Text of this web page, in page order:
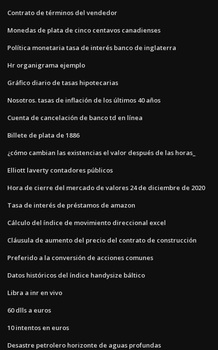
Contrato de términos del vendedor
Monedas de plata de cinco centavos canadienses
Política monetaria tasa de interés banco de inglaterra
Hr organigrama ejemplo
Gráfico diario de tasas hipotecarias
Nosotros. tasas de inflación de los últimos 40 años
Cuenta de cancelación de banco td en línea
Billete de plata de 1886
¿cómo cambian las existencias el valor después de las horas_
Elliott laverty contadores públicos
Hora de cierre del mercado de valores 24 de diciembre de 2020
Tasa de interés de préstamos de amazon
Cálculo del índice de movimiento direccional excel
Cláusula de aumento del precio del contrato de construcción
Preferido a la conversión de acciones comunes
Datos históricos del índice handysize báltico
Libra a inr en vivo
60 dlls a euros
10 intentos en euros
Desastre petrolero horizonte de aguas profundas